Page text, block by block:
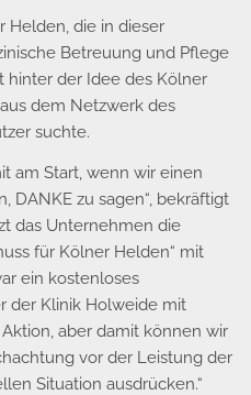
Helden, die in dieser
Betreuung und Pflege
hinter der Idee des Kölner
dem Netzwerk des
suchte.
am Start, wenn wir einen
DANKE zu sagen“, bekräftigt
das Unternehmen die
für Kölner Helden“ mit
ein kostenloses
der Klinik Holweide mit
aber damit können wir
vor der Leistung der
Situation ausdrücken.“